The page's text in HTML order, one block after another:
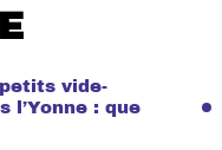
vide-
l’Yonne : que